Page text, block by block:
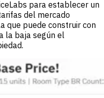
para establecer un
del mercado
que puede construir con
la baja según el